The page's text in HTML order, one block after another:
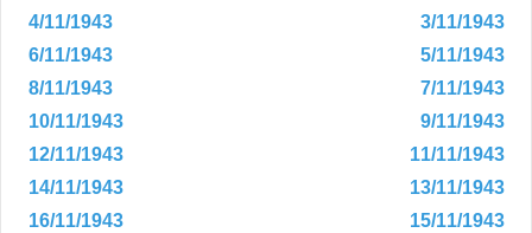
3/11/1943
4/11/1943
5/11/1943
6/11/1943
7/11/1943
8/11/1943
9/11/1943
10/11/1943
11/11/1943
12/11/1943
13/11/1943
14/11/1943
15/11/1943
16/11/1943